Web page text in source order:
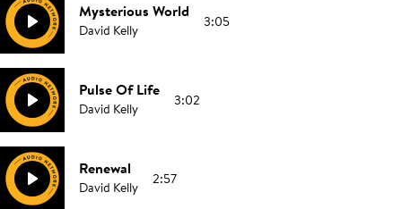
Mysterious World
David Kelly 3:05
Pulse Of Life
David Kelly 3:02
Renewal
David Kelly 2:57